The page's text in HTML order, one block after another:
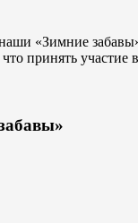
«Зимние
принять